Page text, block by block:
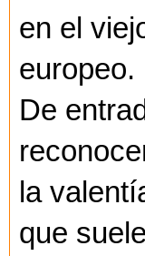
en el
europeo.
De
la
que